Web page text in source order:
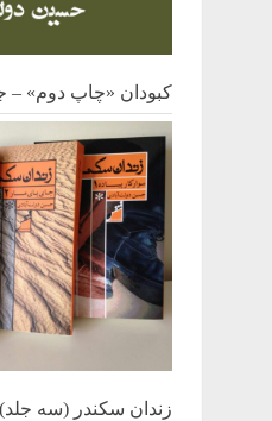
کبودان «چاپ دوم» –
زندان سکندر (سه